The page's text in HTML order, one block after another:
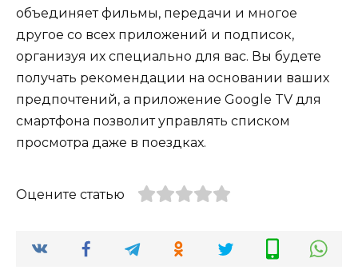
объединяет фильмы, передачи и многое
другое со всех приложений и подписок,
организуя их специально для вас. Вы будете
получать рекомендации на основании ваших
предпочтений, а приложение Google TV для
смартфона позволит управлять списком
просмотра даже в поездках.
Оцените статью